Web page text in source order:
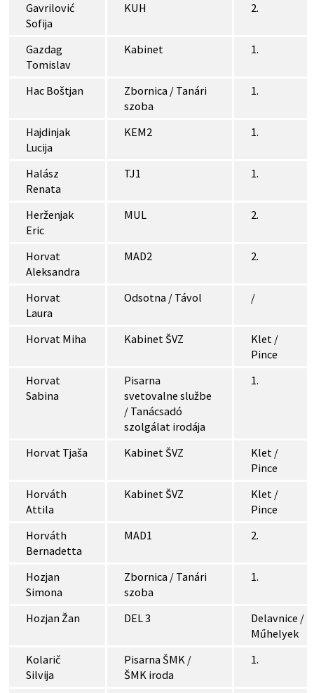
Gavrilović
Sofija
KUH 2.
Gazdag
Tomislav
Kabinet 1.
Hac Boštjan
Zbornica / Tanári
szoba
1.
Hajdinjak
Lucija
KEM2 1.
Halász
Renata
TJ1 1.
Herženjak
Eric
MUL 2.
Horvat
Aleksandra
MAD2 2.
Horvat
Laura
Odsotna / Távol /
Horvat Miha Kabinet ŠVZ
Klet /
Pince
Horvat
Sabina
Pisarna
svetovalne službe
/ Tanácsadó
szolgálat irodája
1.
Horvat Tjaša Kabinet ŠVZ
Klet /
Pince
Horváth
Attila
Kabinet ŠVZ
Klet /
Pince
Horváth
Bernadetta
MAD1 2.
Hozjan
Simona
Zbornica / Tanári
szoba
1.
Hozjan Žan DEL 3
Delavnice /
Műhelyek
Kolarič
Silvija
Pisarna ŠMK /
ŠMK iroda
1.